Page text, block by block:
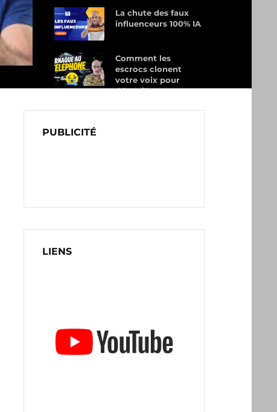
La chute des faux
influenceurs 100% IA
Comment les
escrocs clonent
votre voix pour
dépouiller vos
PUBLICITÉ
LIENS